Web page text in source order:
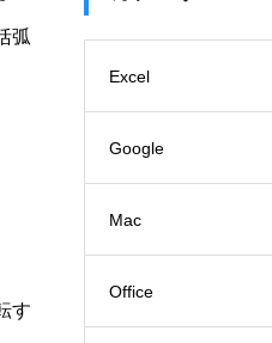
弧
す
Excel
Google
Mac
Office